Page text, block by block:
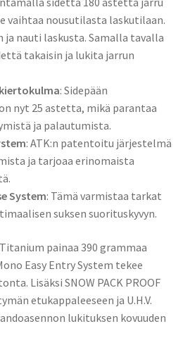
vaihtaa nousutilasta laskutilaan.
ja nauti laskusta. Samalla tavalla
takaisin ja lukita jarrun
: Sidepään
nyt 25 astetta, mikä parantaa
ja palautumista.
: ATK:n patentoitu järjestelmä
ja tarjoaa erinomaista
System: Tämä varmistaa tarkat
suksen suorituskyvyn.
painaa 390 grammaa
Easy Entry System tekee
Lisäksi SNOW PACK PROOF
etukappaleeseen ja U.H.V.
lukituksen kovuuden